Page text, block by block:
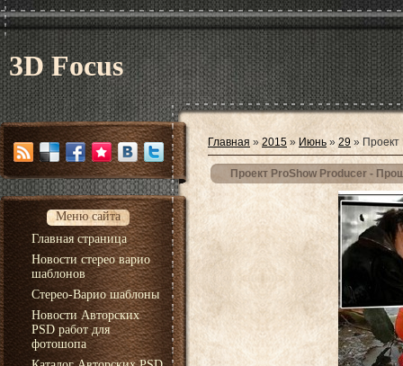
3D Focus
Меню сайта
Главная страница
Новости стерео варио
шаблонов
Стерео-Варио шаблоны
Новости Авторских
PSD работ для
фотошопа
Главная » 2015 » Июнь » 29 »
Проект ProShow Producer -